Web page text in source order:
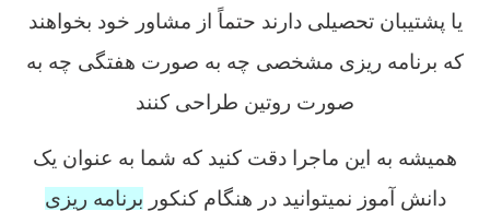
یا پشتیبان تحصیلی دارند حتماً از مشاور خود بخواهند
که برنامه ریزی مشخصی چه به صورت هفتگی چه به
صورت روتین طراحی کنند
همیشه به این ماجرا دقت کنید که شما به عنوان یک
دانش آموز نمیتوانید در هنگام کنکور برنامه ریزی